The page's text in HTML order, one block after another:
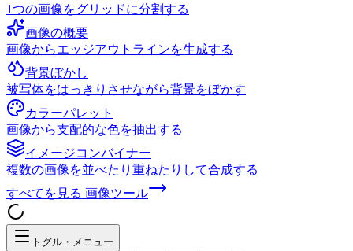
1つの画像をグリッドに分割する
画像の概要
画像からエッジアウトラインを生成する
背景ぼかし
被写体をはっきりさせながら背景をぼかす
カラーパレット
画像から支配的な色を抽出する
イメージコンバイナー
複数の画像を並べたり重ねたりして合成する
すべてを見る 画像ツール
トグル・メニュー